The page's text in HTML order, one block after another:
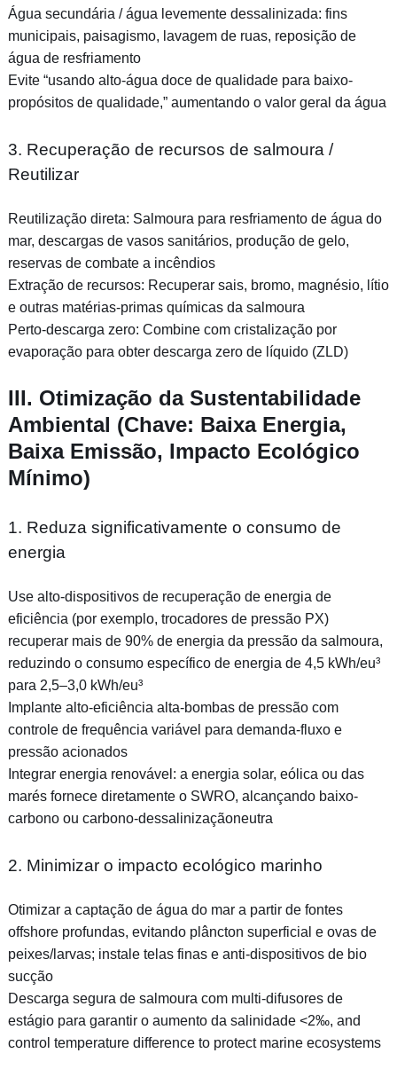
Água secundária / água levemente dessalinizada: fins
municipais, paisagismo, lavagem de ruas, reposição de
água de resfriamento
Evite “usando alto-água doce de qualidade para baixo-
propósitos de qualidade,” aumentando o valor geral da água
3. Recuperação de recursos de salmoura /
Reutilizar
Reutilização direta: Salmoura para resfriamento de água do
mar, descargas de vasos sanitários, produção de gelo,
reservas de combate a incêndios
Extração de recursos: Recuperar sais, bromo, magnésio, lítio
e outras matérias-primas químicas da salmoura
Perto-descarga zero: Combine com cristalização por
evaporação para obter descarga zero de líquido (ZLD)
III. Otimização da Sustentabilidade
Ambiental (Chave: Baixa Energia,
Baixa Emissão, Impacto Ecológico
Mínimo)
1. Reduza significativamente o consumo de
energia
Use alto-dispositivos de recuperação de energia de
eficiência (por exemplo, trocadores de pressão PX)
recuperar mais de 90% de energia da pressão da salmoura,
reduzindo o consumo específico de energia de 4,5 kWh/eu³
para 2,5–3,0 kWh/eu³
Implante alto-eficiência alta-bombas de pressão com
controle de frequência variável para demanda-fluxo e
pressão acionados
Integrar energia renovável: a energia solar, eólica ou das
marés fornece diretamente o SWRO, alcançando baixo-
carbono ou carbono-dessalinizaçãoneutra
2. Minimizar o impacto ecológico marinho
Otimizar a captação de água do mar a partir de fontes
offshore profundas, evitando plâncton superficial e ovas de
peixes/larvas; instale telas finas e anti-dispositivos de bio
sucção
Descarga segura de salmoura com multi-difusores de
estágio para garantir o aumento da salinidade <2‰, and
control temperature difference to protect marine ecosystems